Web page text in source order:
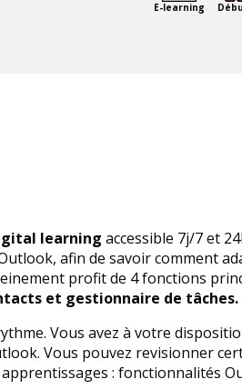
E-learning
learning accessible 7j/7 et
afin de savoir comment
profit de 4 fonctions
et gestionnaire de tâches.
Vous avez à votre
Vous pouvez revisionner
: fonctionnalités